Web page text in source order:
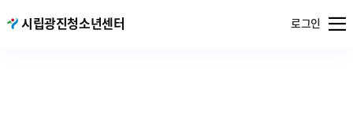
서울특별시
시립광진청소년센터 로그인열기